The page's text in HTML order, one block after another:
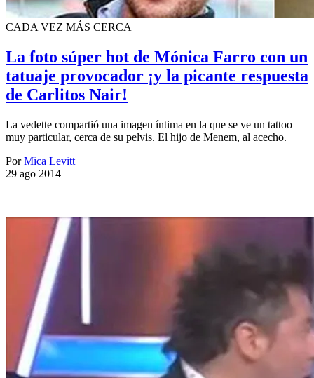
CADA VEZ MÁS CERCA
La foto súper hot de Mónica Farro con un
tatuaje provocador ¡y la picante respuesta
de Carlitos Nair!
La vedette compartió una imagen íntima en la que se ve un tattoo
muy particular, cerca de su pelvis. El hijo de Menem, al acecho.
PorMica Levitt
29 ago 2014